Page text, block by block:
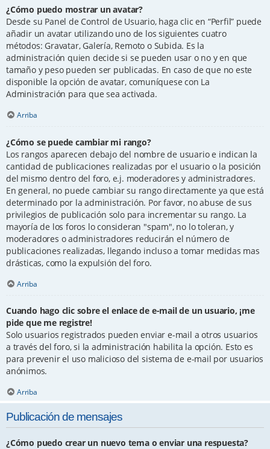
¿Cómo puedo mostrar un avatar?
Desde su Panel de Control de Usuario, haga clic en “Perfil” puede
añadir un avatar utilizando uno de los siguientes cuatro
métodos: Gravatar, Galería, Remoto o Subida. Es la
administración quien decide si se pueden usar o no y en que
tamaño y peso pueden ser publicadas. En caso de que no este
disponible la opción de avatar, comuníquese con La
Administración para que sea activada.
Arriba
¿Cómo se puede cambiar mi rango?
Los rangos aparecen debajo del nombre de usuario e indican la
cantidad de publicaciones realizadas por el usuario o la posición
del mismo dentro del foro, e.j. moderadores y administradores.
En general, no puede cambiar su rango directamente ya que está
determinado por la administración. Por favor, no abuse de sus
privilegios de publicación solo para incrementar su rango. La
mayoría de los foros lo consideran "spam", no lo toleran, y
moderadores o administradores reducirán el número de
publicaciones realizadas, llegando incluso a tomar medidas mas
drásticas, como la expulsión del foro.
Arriba
Cuando hago clic sobre el enlace de e-mail de un usuario, ¡me
pide que me registre!
Solo usuarios registrados pueden enviar e-mail a otros usuarios
a través del foro, si la administración habilita la opción. Esto es
para prevenir el uso malicioso del sistema de e-mail por usuarios
anónimos.
Arriba
Publicación de mensajes
¿Cómo puedo crear un nuevo tema o enviar una respuesta?